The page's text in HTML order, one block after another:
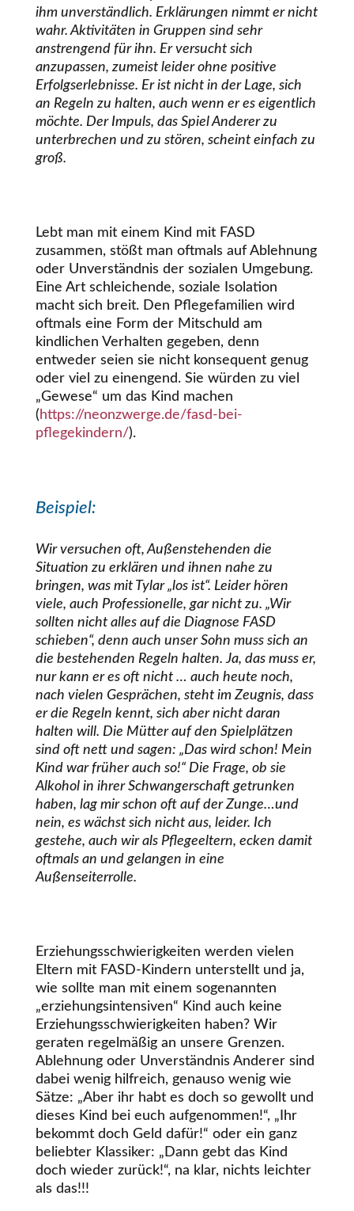
ihm unverständlich. Erklärungen nimmt er nicht
wahr. Aktivitäten in Gruppen sind sehr
anstrengend für ihn. Er versucht sich
anzupassen, zumeist leider ohne positive
Erfolgserlebnisse. Er ist nicht in der Lage, sich
an Regeln zu halten, auch wenn er es eigentlich
möchte. Der Impuls, das Spiel Anderer zu
unterbrechen und zu stören, scheint einfach zu
groß.
Lebt man mit einem Kind mit FASD
zusammen, stößt man oftmals auf Ablehnung
oder Unverständnis der sozialen Umgebung.
Eine Art schleichende, soziale Isolation
macht sich breit. Den Pflegefamilien wird
oftmals eine Form der Mitschuld am
kindlichen Verhalten gegeben, denn
entweder seien sie nicht konsequent genug
oder viel zu einengend. Sie würden zu viel
„Gewese“ um das Kind machen
( https://neonzwerge.de/fasd-bei-
pflegekindern/).
Beispiel:
Wir versuchen oft, Außenstehenden die
Situation zu erklären und ihnen nahe zu
bringen, was mit Tylar „los ist“. Leider hören
viele, auch Professionelle, gar nicht zu. „Wir
sollten nicht alles auf die Diagnose FASD
schieben“, denn auch unser Sohn muss sich an
die bestehenden Regeln halten. Ja, das muss er,
nur kann er es oft nicht … auch heute noch,
nach vielen Gesprächen, steht im Zeugnis, dass
er die Regeln kennt, sich aber nicht daran
halten will. Die Mütter auf den Spielplätzen
sind oft nett und sagen: „Das wird schon! Mein
Kind war früher auch so!“ Die Frage, ob sie
Alkohol in ihrer Schwangerschaft getrunken
haben, lag mir schon oft auf der Zunge…und
nein, es wächst sich nicht aus, leider. Ich
gestehe, auch wir als Pflegeeltern, ecken damit
oftmals an und gelangen in eine
Außenseiterrolle.
Erziehungsschwierigkeiten werden vielen
Eltern mit FASD-Kindern unterstellt und ja,
wie sollte man mit einem sogenannten
„erziehungsintensiven“ Kind auch keine
Erziehungsschwierigkeiten haben? Wir
geraten regelmäßig an unsere Grenzen.
Ablehnung oder Unverständnis Anderer sind
dabei wenig hilfreich, genauso wenig wie
Sätze: „Aber ihr habt es doch so gewollt und
dieses Kind bei euch aufgenommen!“, „Ihr
bekommt doch Geld dafür!“ oder ein ganz
beliebter Klassiker: „Dann gebt das Kind
doch wieder zurück!“, na klar, nichts leichter
als das!!!